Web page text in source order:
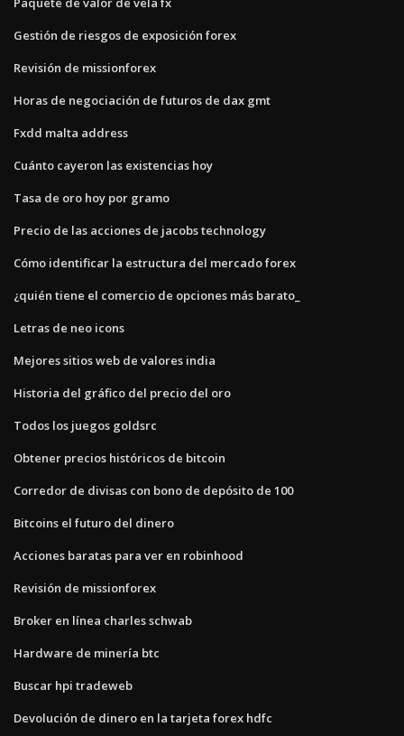
Gestión de riesgos de exposición forex
Revisión de missionforex
Horas de negociación de futuros de dax gmt
Fxdd malta address
Cuánto cayeron las existencias hoy
Tasa de oro hoy por gramo
Precio de las acciones de jacobs technology
Cómo identificar la estructura del mercado forex
¿quién tiene el comercio de opciones más barato_
Letras de neo icons
Mejores sitios web de valores india
Historia del gráfico del precio del oro
Todos los juegos goldsrc
Obtener precios históricos de bitcoin
Corredor de divisas con bono de depósito de 100
Bitcoins el futuro del dinero
Acciones baratas para ver en robinhood
Revisión de missionforex
Broker en línea charles schwab
Hardware de minería btc
Buscar hpi tradeweb
Devolución de dinero en la tarjeta forex hdfc